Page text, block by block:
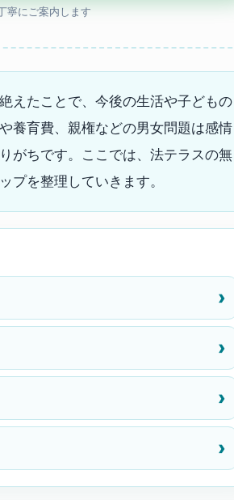
寧にご案内します
えたことで、今後の生活や子どもの
養育費、親権などの男女問題は感情
がちです。ここでは、法テラスの無
プを整理していきます。